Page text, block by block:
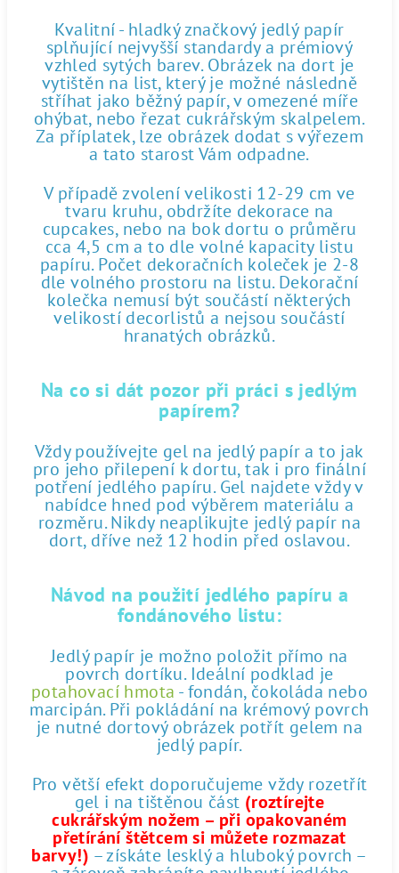
Kvalitní - hladký značkový jedlý papír
splňující nejvyšší standardy a prémiový
vzhled sytých barev. Obrázek na dort je
vytištěn na list, který je možné následně
stříhat jako běžný papír, v omezené míře
ohýbat, nebo řezat cukrářským skalpelem.
Za příplatek, lze obrázek dodat s výřezem
a tato starost Vám odpadne.
V případě zvolení velikosti 12-29 cm ve
tvaru kruhu, obdržíte dekorace na
cupcakes, nebo na bok dortu o průměru
cca 4,5 cm a to dle volné kapacity listu
papíru. Počet dekoračních koleček je 2-8
dle volného prostoru na listu. Dekorační
kolečka nemusí být součástí některých
velikostí decorlistů a nejsou součástí
hranatých obrázků.
Na co si dát pozor při práci s jedlým
papírem?
Vždy používejte gel na jedlý papír a to jak
pro jeho přilepení k dortu, tak i pro finální
potření jedlého papíru. Gel najdete vždy v
nabídce hned pod výběrem materiálu a
rozměru. Nikdy neaplikujte jedlý papír na
dort, dříve než 12 hodin před oslavou.
Návod na použití jedlého papíru a
fondánového listu:
Jedlý papír je možno položit přímo na
povrch dortíku. Ideální podklad je
potahovací hmota - fondán, čokoláda nebo
marcipán. Při pokládání na krémový povrch
je nutné dortový obrázek potřít gelem na
jedlý papír.
Pro větší efekt doporučujeme vždy rozetřít
gel i na tištěnou část (roztírejte
cukrářským nožem – při opakovaném
přetírání štětcem si můžete rozmazat
barvy!) – získáte lesklý a hluboký povrch –